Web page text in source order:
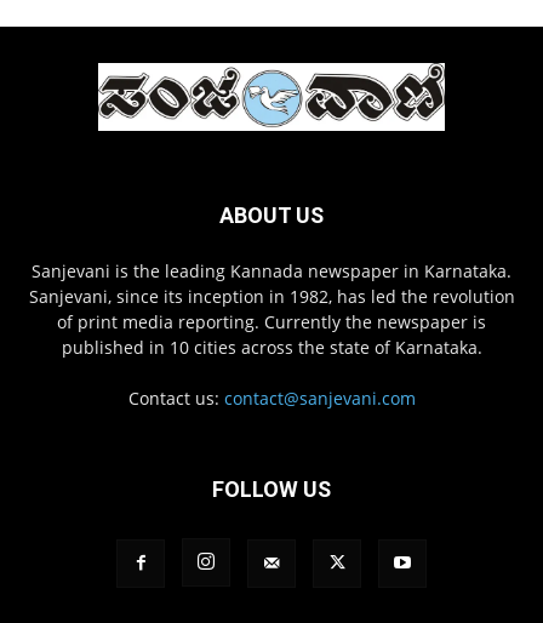
ABOUT US
Sanjevani is the leading Kannada newspaper in Karnataka.
Sanjevani, since its inception in 1982, has led the revolution
of print media reporting. Currently the newspaper is
published in 10 cities across the state of Karnataka.
Contact us: contact@sanjevani.com
FOLLOW US